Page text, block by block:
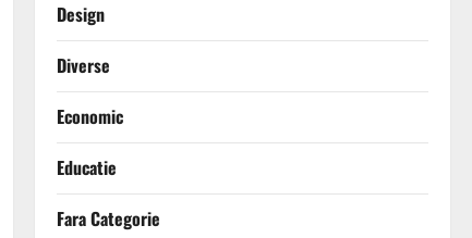
Design
Diverse
Economic
Educatie
Fara Categorie